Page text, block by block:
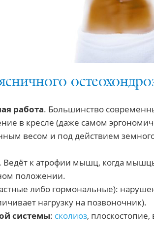
работа. Большинство
в кресле (даже самом
весом и под действием
. Ведёт к атрофии мышц, когда
положении.
либо гормональные):
нагрузку на позвоночник).
системы: сколиоз,